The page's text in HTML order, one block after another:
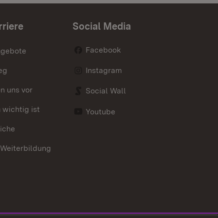
uns vor
wichtig ist
Social Media
Facebook
Instagram
Social Wall
Youtube